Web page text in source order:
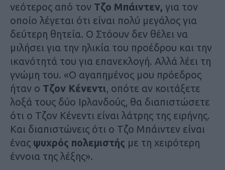
νεότερος από τον Τζο Μπάιντεν, για τον
οποίο λέγεται ότι είναι πολύ μεγάλος για
δεύτερη θητεία. Ο Στόουν δεν θέλει να
μιλήσει για την ηλικία του προέδρου και την
ικανότητά του για επανεκλογή. Αλλά λέει τη
γνώμη του. «Ο αγαπημένος μου πρόεδρος
ήταν ο Τζον Κένεντι, οπότε αν κοιτάξετε
λοξά τους δύο Ιρλανδούς, θα διαπιστώσετε
ότι ο Τζον Κένεντι είναι λάτρης της ειρήνης.
Και διαπιστώνεις ότι ο Τζο Μπάιντεν είναι
ένας ψυχρός πολεμιστής με τη χειρότερη
έννοια της λέξης».